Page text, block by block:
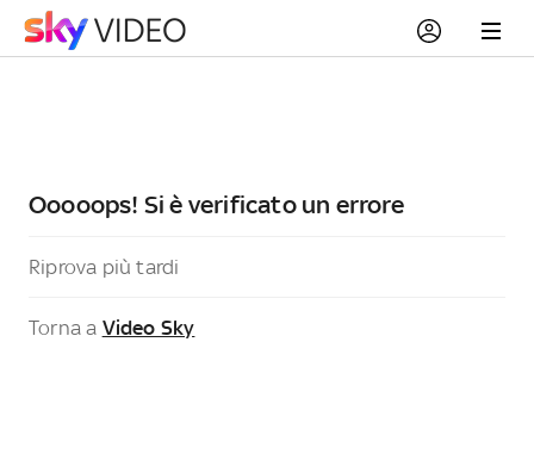
Ooooops! Si è verificato un errore
Riprova più tardi
Torna a Video Sky